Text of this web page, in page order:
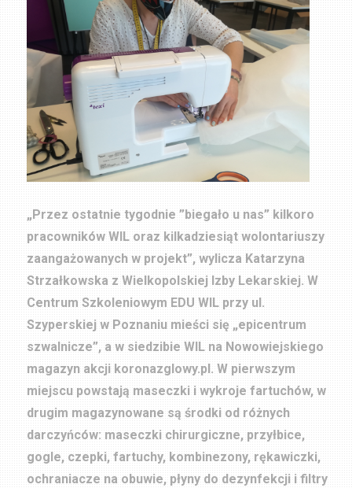
„Przez ostatnie tygodnie ”biegało u nas” kilkoro
pracowników WIL oraz kilkadziesiąt wolontariuszy
zaangażowanych w projekt”, wylicza Katarzyna
Strzałkowska z Wielkopolskiej Izby Lekarskiej. W
Centrum Szkoleniowym EDU WIL przy ul.
Szyperskiej w Poznaniu mieści się „epicentrum
szwalnicze”, a w siedzibie WIL na Nowowiejskiego
magazyn akcji koronazglowy.pl. W pierwszym
miejscu powstają maseczki i wykroje fartuchów, w
drugim magazynowane są środki od różnych
darczyńców: maseczki chirurgiczne, przyłbice,
gogle, czepki, fartuchy, kombinezony, rękawiczki,
ochraniacze na obuwie, płyny do dezynfekcji i filtry